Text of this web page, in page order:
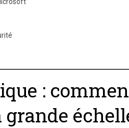
:
grande